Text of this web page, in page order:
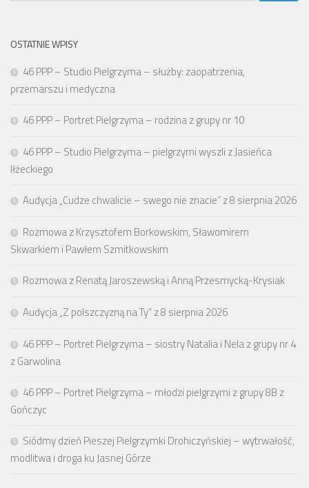
OSTATNIE WPISY
46 PPP – Studio Pielgrzyma – służby: zaopatrzenia,
przemarszu i medyczna
46 PPP – Portret Pielgrzyma – rodzina z grupy nr 10
46 PPP – Studio Pielgrzyma – pielgrzymi wyszli z Jasieńca
Iłżeckiego
Audycja „Cudze chwalicie – swego nie znacie” z 8 sierpnia 2026
Rozmowa z Krzysztofem Borkowskim, Sławomirem
Skwarkiem i Pawłem Szmitkowskim
Rozmowa z Renatą Jaroszewską i Anną Przesmycką-Krysiak
Audycja „Z polszczyzną na Ty” z 8 sierpnia 2026
46 PPP – Portret Pielgrzyma – siostry Natalia i Nela z grupy nr 4
z Garwolina
46 PPP – Portret Pielgrzyma – młodzi pielgrzymi z grupy 8B z
Gończyc
Siódmy dzień Pieszej Pielgrzymki Drohiczyńskiej – wytrwałość,
modlitwa i droga ku Jasnej Górze